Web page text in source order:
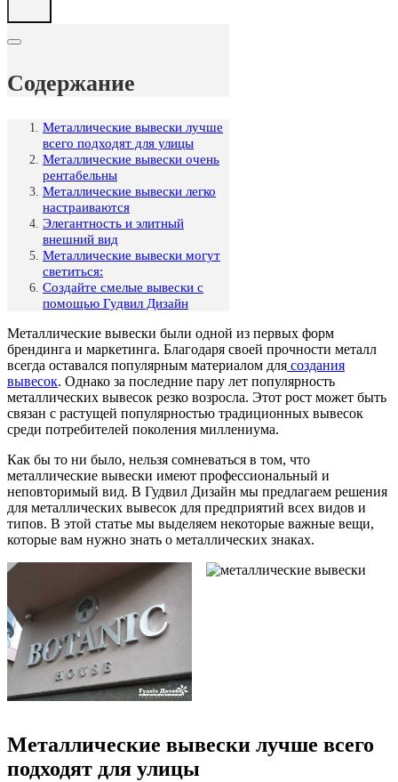
Содержание
Металлические вывески лучше
всего подходят для улицы
Металлические вывески очень
рентабельны
Металлические вывески легко
настраиваются
Элегантность и элитный
внешний вид
Металлические вывески могут
светиться:
Создайте смелые вывески с
помощью Гудвил Дизайн
Металлические вывески были одной из первых форм
брендинга и маркетинга. Благодаря своей прочности металл
всегда оставался популярным материалом для создания
вывесок. Однако за последние пару лет популярность
металлических вывесок резко возросла. Этот рост может быть
связан с растущей популярностью традиционных вывесок
среди потребителей поколения миллениума.
Как бы то ни было, нельзя сомневаться в том, что
металлические вывески имеют профессиональный и
неповторимый вид. В Гудвил Дизайн мы предлагаем решения
для металлических вывесок для предприятий всех видов и
типов. В этой статье мы выделяем некоторые важные вещи,
которые вам нужно знать о металлических знаках.
Металлические вывески лучше всего
подходят для улицы